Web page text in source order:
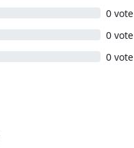
0 vote
0 vote
0 vote